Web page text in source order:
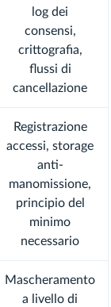
log dei
consensi,
crittografia,
flussi di
cancellazione
Registrazione
accessi, storage
anti-
manomissione,
principio del
minimo
necessario
Mascheramento
a livello di